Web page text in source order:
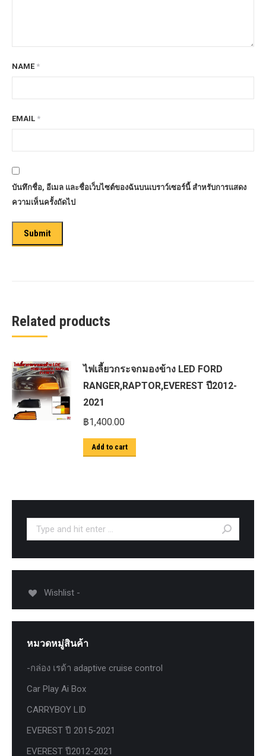
NAME *
EMAIL *
บันทึกชื่อ, อีเมล และชื่อเว็บไซต์ของฉันบนเบราว์เซอร์นี้ สำหรับการแสดง
ความเห็นครั้งถัดไป
Related products
ไฟเลี้ยวกระจกมองข้าง LED FORD
RANGER,RAPTOR,EVEREST ปี2012-
2021
฿1,400.00
Add to cart
Search:
Wishlist -
หมวดหมู่สินค้า
-กล่อง เรด้า adaptive cruise control
Car Play Ai Box
CARRYBOY LID
EVEREST ปี 2015-2021
EVEREST ปี2012-2021